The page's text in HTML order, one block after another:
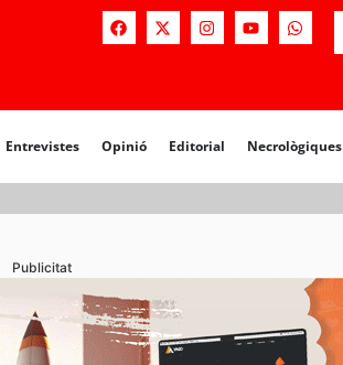
Entrevistes Opinió Editorial Necrològiques
Opinió Editorial Necrològiques
Publicitat